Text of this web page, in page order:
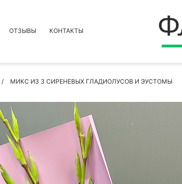
ОТЗЫВЫ КОНТАКТЫ
МИКС ИЗ 3 СИРЕНЕВЫХ ГЛАДИОЛУСОВ И ЭУСТОМЫ